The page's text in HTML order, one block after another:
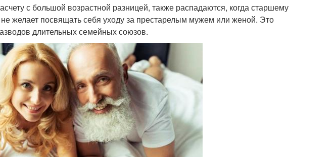
с большой возрастной разницей, также распадаются, когда старшему
желает посвящать себя уходу за престарелым мужем или женой. Это
длительных семейных союзов.